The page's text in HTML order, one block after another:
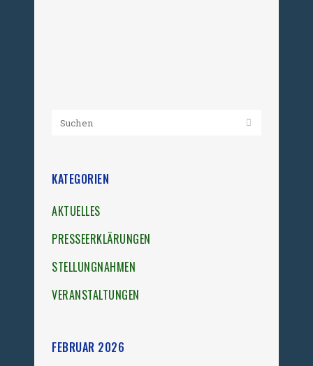
KATEGORIEN
AKTUELLES
PRESSEERKLÄRUNGEN
STELLUNGNAHMEN
VERANSTALTUNGEN
FEBRUAR 2026